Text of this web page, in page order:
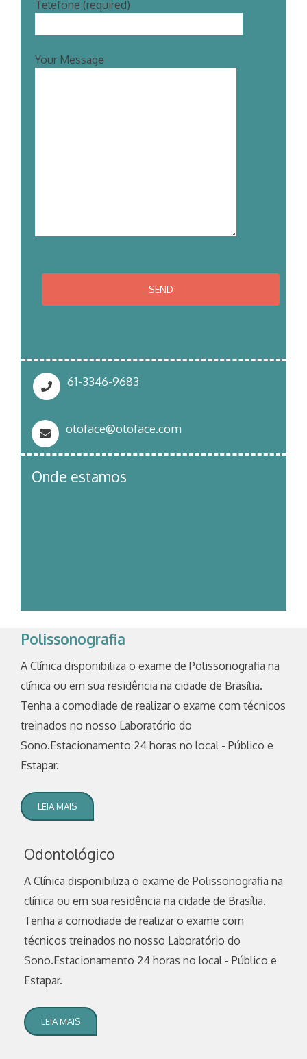
Telefone (required)
Your Message
61-3346-9683
otoface@otoface.com
Onde estamos
Polissonografia
A Clínica disponibiliza o exame de Polissonografia na
clínica ou em sua residência na cidade de Brasília.
Tenha a comodiade de realizar o exame com técnicos
treinados no nosso Laboratório do
Sono.Estacionamento 24 horas no local - Público e
Estapar.
LEIA MAIS
Odontológico
A Clínica disponibiliza o exame de Polissonografia na
clínica ou em sua residência na cidade de Brasília.
Tenha a comodiade de realizar o exame com
técnicos treinados no nosso Laboratório do
Sono.Estacionamento 24 horas no local - Público e
Estapar.
LEIA MAIS